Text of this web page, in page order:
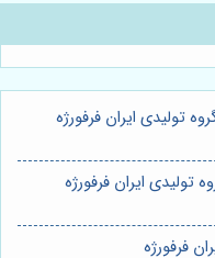
تولیدی ایران فرفورژه
تولیدی ایران فرفورژه
فرفورژه